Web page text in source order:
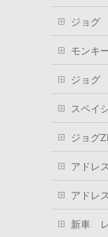
ジョグ
モンキ
ジョグ
スペイ
ジョグ
アドレ
アドレ
新車